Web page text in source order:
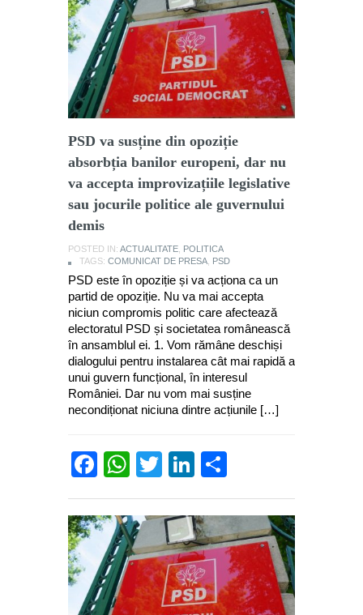
PSD va susține din opoziție
absorbția banilor europeni, dar nu
va accepta improvizațiile legislative
sau jocurile politice ale guvernului
demis
POSTED IN: ACTUALITATE POLITICA
TAGS: COMUNICAT DE PRESA PSD
PSD este în opoziție și va acționa ca un
partid de opoziție. Nu va mai accepta
niciun compromis politic care afectează
electoratul PSD și societatea românească
în ansamblul ei. 1.⁠ ⁠Vom rămâne deschiși
dialogului pentru instalarea cât mai rapidă a
unui guvern funcțional, în interesul
României. Dar nu vom mai susține
necondiționat niciuna dintre acțiunile […]
Facebook
WhatsApp
TwitterLinkedIn